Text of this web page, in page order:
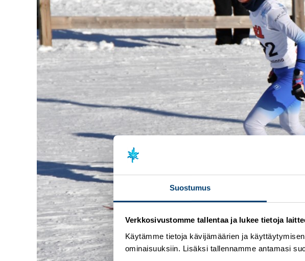
Suostumus
Verkkosivustomme tallentaa ja lukee tietoja
Käytämme tietoja kävijämäärien ja
ominaisuuksiin. Lisäksi tallennamme antamasi